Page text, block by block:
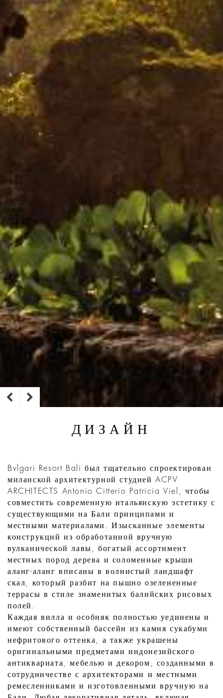
ДИЗАЙН
Bvlgari Resort Bali был тщательно спроектирован
миланской архитектурной студией ACPV
ARCHITECTS Antonio Citterio Patricia Viel, чтобы
совместить современную итальянскую эстетику с
существующими на Бали принципами и
местными материалами. Изысканные элементы
конструкций из обработанной вручную
вулканической лавы, богатый ассортимент
местных пород дерева и соломенные крыши
аланг-аланг вписаны в волнистый ландшафт
скал, который разбит на пышно озелененные
террасы в стиле знаменитых балийских рисовых
полей.
Каждая вилла и особняк полностью уединены и
имеют собственный бассейн из камня сукабуми
нефритового оттенка, а также украшены
оригинальными предметами индонезийского
антиквариата, мебелью и декором, созданными в
сотрудничестве с архитекторами и местными
ремесленниками и изготовленными вручную на